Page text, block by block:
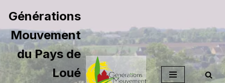
Aller
au
contenu
Générations
Mouvement
du Pays de
Loué